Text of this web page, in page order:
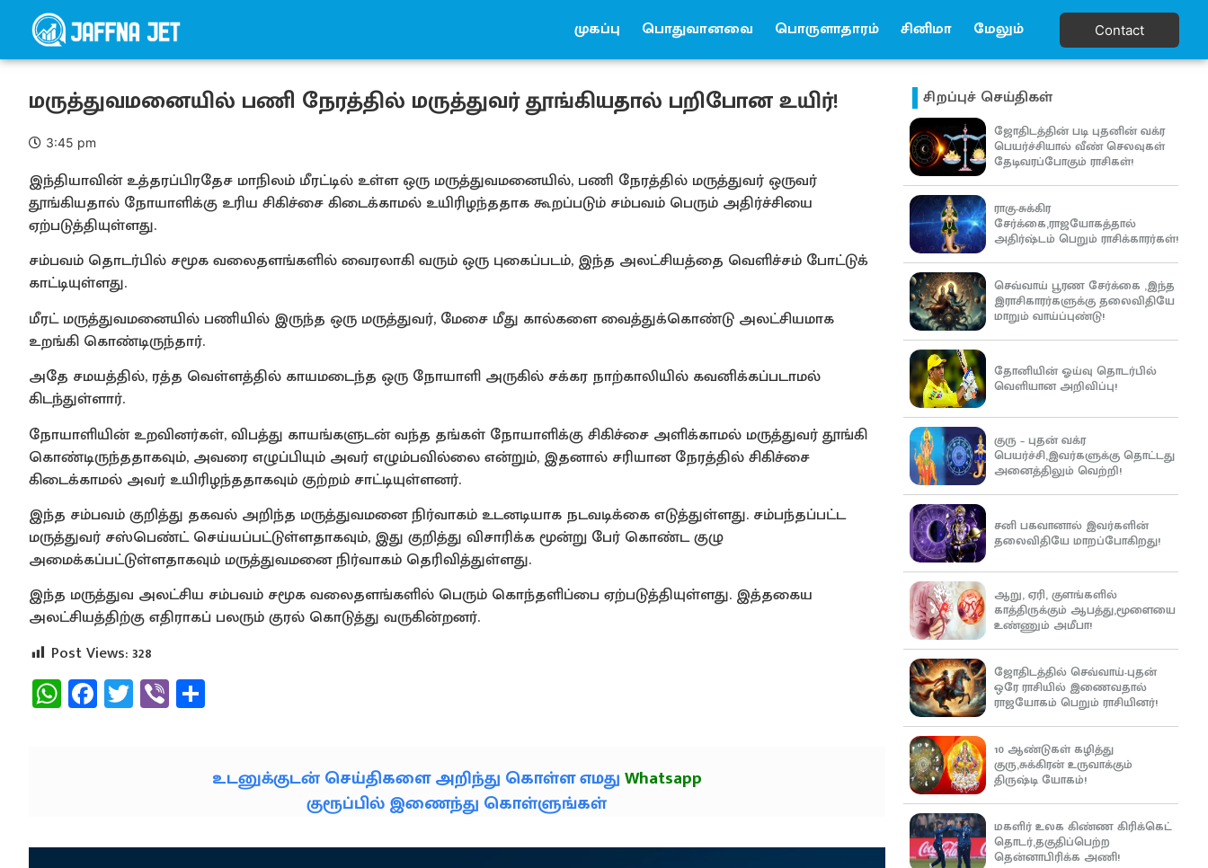
முகப்பு பொதுவானவை பொருளாதாரம் சினிமா மேலும் Contact
மருத்துவமனையில் பணி நேரத்தில் மருத்துவர் தூங்கியதால் பறிபோன உயிர்!
3:45 pm
இந்தியாவின் உத்தரப்பிரதேச மாநிலம் மீரட்டில் உள்ள ஒரு மருத்துவமனையில், பணி நேரத்தில் மருத்துவர் ஒருவர்
தூங்கியதால் நோயாளிக்கு உரிய சிகிச்சை கிடைக்காமல் உயிரிழந்ததாக கூறப்படும் சம்பவம் பெரும் அதிர்ச்சியை
ஏற்படுத்தியுள்ளது.
சம்பவம் தொடர்பில் சமூக வலைதளங்களில் வைரலாகி வரும் ஒரு புகைப்படம், இந்த அலட்சியத்தை வெளிச்சம் போட்டுக்
காட்டியுள்ளது.
மீரட் மருத்துவமனையில் பணியில் இருந்த ஒரு மருத்துவர், மேசை மீது கால்களை வைத்துக்கொண்டு அலட்சியமாக
உறங்கி கொண்டிருந்தார்.
அதே சமயத்தில், ரத்த வெள்ளத்தில் காயமடைந்த ஒரு நோயாளி அருகில் சக்கர நாற்காலியில் கவனிக்கப்படாமல்
கிடந்துள்ளார்.
நோயாளியின் உறவினர்கள், விபத்து காயங்களுடன் வந்த தங்கள் நோயாளிக்கு சிகிச்சை அளிக்காமல் மருத்துவர் தூங்கி
கொண்டிருந்ததாகவும், அவரை எழுப்பியும் அவர் எழும்பவில்லை என்றும், இதனால் சரியான நேரத்தில் சிகிச்சை
கிடைக்காமல் அவர் உயிரிழந்ததாகவும் குற்றம் சாட்டியுள்ளனர்.
இந்த சம்பவம் குறித்து தகவல் அறிந்த மருத்துவமனை நிர்வாகம் உடனடியாக நடவடிக்கை எடுத்துள்ளது. சம்பந்தப்பட்ட
மருத்துவர் சஸ்பெண்ட் செய்யப்பட்டுள்ளதாகவும், இது குறித்து விசாரிக்க மூன்று பேர் கொண்ட குழு
அமைக்கப்பட்டுள்ளதாகவும் மருத்துவமனை நிர்வாகம் தெரிவித்துள்ளது.
இந்த மருத்துவ அலட்சிய சம்பவம் சமூக வலைதளங்களில் பெரும் கொந்தளிப்பை ஏற்படுத்தியுள்ளது. இத்தகைய
அலட்சியத்திற்கு எதிராகப் பலரும் குரல் கொடுத்து வருகின்றனர்.
Post Views:328
WhatsApp
Facebook
Twitter
Viber
உடனுக்குடன் செய்திகளை அறிந்து கொள்ள எமதுWhatsapp
குரூப்பில் இணைந்து கொள்ளுங்கள்
சிறப்புச் செய்திகள்
ஜோதிடத்தின் படி புதனின் வக்ர
பெயர்ச்சியால் வீண் செலவுகள்
தேடிவரப்போகும் ராசிகள்!
ராகு-சுக்கிர
சேர்க்கை,ராஜயோகத்தால்
அதிர்ஷ்டம் பெறும் ராசிக்காரர்கள்!
செவ்வாய் பூரண சேர்க்கை ,இந்த
இராசிகாரர்களுக்கு தலைவிதியே
மாறும் வாய்ப்புண்டு!
தோனியின் ஓய்வு தொடர்பில்
வெளியான அறிவிப்பு!
குரு – புதன் வக்ர
பெயர்ச்சி,இவர்களுக்கு தொட்டது
அனைத்திலும் வெற்றி!
சனி பகவானால் இவர்களின்
தலைவிதியே மாறப்போகிறது!
ஆறு, ஏரி, குளங்களில்
காத்திருக்கும் ஆபத்து,மூளையை
உண்ணும் அமீபா!
ஜோதிடத்தில் செவ்வாய்-புதன்
ஒரே ராசியில் இணைவதால்
ராஜயோகம் பெறும் ராசியினர்!
10 ஆண்டுகள் கழித்து
குரு,சுக்கிரன் உருவாக்கும்
திருஷ்டி யோகம்!
மகளிர் உலக கிண்ண கிரிக்கெட்
தொடர்,தகுதிப்பெற்ற
தென்னாபிரிக்க அணி!